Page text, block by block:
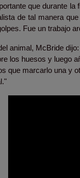
que durante
de tal manera
Fue un trabajo
animal, McBride dijo:
los huesos y luego
que marcarlo una y